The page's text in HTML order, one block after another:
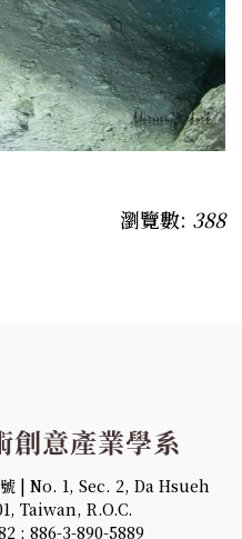
瀏覽數: 388
| No. 1, Sec. 2, Da Hsueh
Taiwan, R.O.C.
; 886-3-890-5889